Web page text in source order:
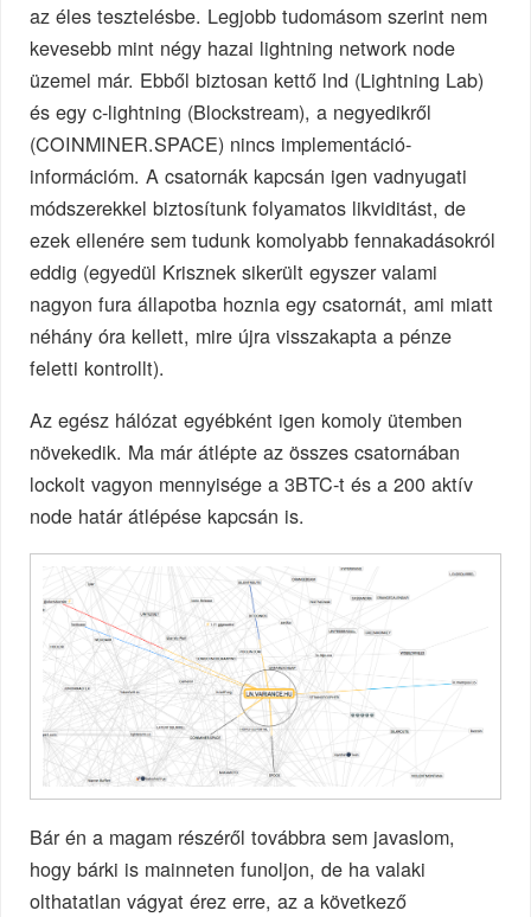
az éles tesztelésbe. Legjobb tudomásom szerint nem
kevesebb mint négy hazai lightning network node
üzemel már. Ebből biztosan kettő lnd (Lightning Lab)
és egy c-lightning (Blockstream), a negyedikről
(COINMINER.SPACE) nincs implementáció-
információm. A csatornák kapcsán igen vadnyugati
módszerekkel biztosítunk folyamatos likviditást, de
ezek ellenére sem tudunk komolyabb fennakadásokról
eddig (egyedül Krisznek sikerült egyszer valami
nagyon fura állapotba hoznia egy csatornát, ami miatt
néhány óra kellett, mire újra visszakapta a pénze
feletti kontrollt).
Az egész hálózat egyébként igen komoly ütemben
növekedik. Ma már átlépte az összes csatornában
lockolt vagyon mennyisége a 3BTC-t és a 200 aktív
node határ átlépése kapcsán is.
Bár én a magam részéről továbbra sem javaslom,
hogy bárki is mainneten funoljon, de ha valaki
olthatatlan vágyat érez erre, az a következő